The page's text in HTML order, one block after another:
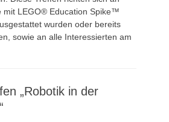
mit LEGO® Education Spike™
wurden oder bereits
sowie an alle Interessierten am
„Robotik in der